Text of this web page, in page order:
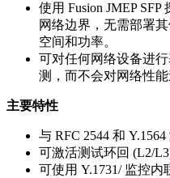
使用 Fusion JMEP
网络边界，无需部署
空间和功率。
可对任何网络设备进
测，而不会对网络性能
主要特性
与 RFC 2544 和
可激活测试环回 (L2/
可使用 Y.1731/ 监控内